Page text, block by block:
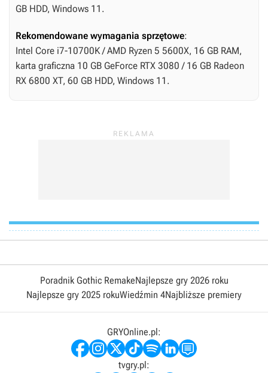
GB HDD, Windows 11.
Rekomendowane wymagania sprzętowe:
Intel Core i7-10700K / AMD Ryzen 5 5600X, 16 GB RAM,
karta graficzna 10 GB GeForce RTX 3080 / 16 GB Radeon
RX 6800 XT, 60 GB HDD, Windows 11.
Poradnik Gothic RemakeNajlepsze gry 2026 roku
Najlepsze gry 2025 rokuWiedźmin 4Najbliższe premiery
GRYOnline.pl:
tvgry.pl: